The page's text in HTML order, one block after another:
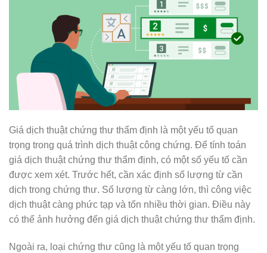
Giá dịch thuật chứng thư thẩm định là một yếu tố quan
trọng trong quá trình dịch thuật công chứng. Để tính toán
giá dịch thuật chứng thư thẩm định, có một số yếu tố cần
được xem xét. Trước hết, cần xác định số lượng từ cần
dịch trong chứng thư. Số lượng từ càng lớn, thì công việc
dịch thuật càng phức tạp và tốn nhiều thời gian. Điều này
có thể ảnh hưởng đến giá dịch thuật chứng thư thẩm định.
Ngoài ra, loại chứng thư cũng là một yếu tố quan trọng